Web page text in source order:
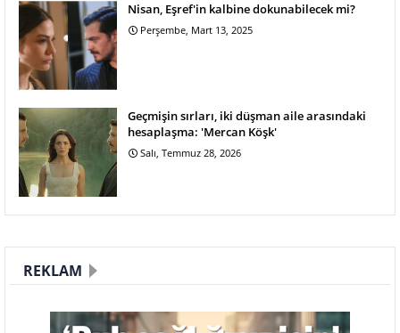
Nisan, Eşref'in kalbine dokunabilecek mi?
Perşembe, Mart 13, 2025
Geçmişin sırları, iki düşman aile arasındaki
hesaplaşma: 'Mercan Köşk'
Salı, Temmuz 28, 2026
REKLAM